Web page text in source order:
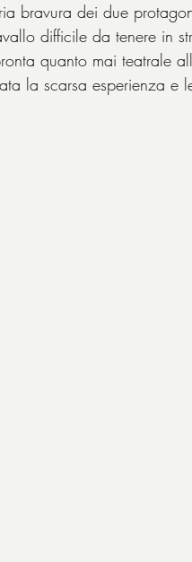
bravura dei due
difficile da tenere in
quanto mai teatrale
la scarsa esperienza e